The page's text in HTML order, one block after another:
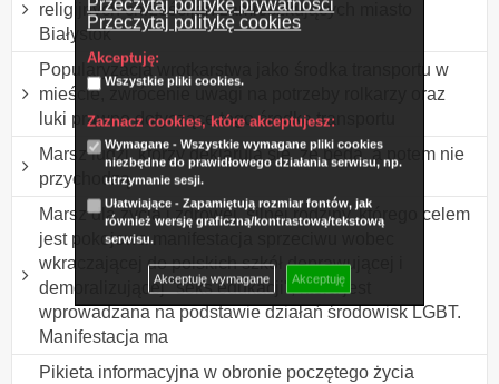
Przeczytaj politykę prywatności
Przeczytaj politykę cookies
Akceptuję:
Wszystkie pliki cookies.
Zaznacz cookies, które akceptujesz:
Wymagane - Wszystkie wymagane pliki cookies
niezbędne do prawidłowego działania serwisu, np.
utrzymanie sesji.
Ułatwiające - Zapamiętują rozmiar fontów, jak
również wersję graficzną/kontrastową/tekstową
serwisu.
Akceptuję wymagane Akceptuję
religijnych chrześcijan zamieszkujących miasto
Białystok
Popularyzacja wrotkarstwa jako środka transportu w
mieście, zwrócenie uwagi na potrzeby rolkarzy oraz
luki prawne dotyczące tego środka transportu
Marsz ludzi, którzy deklarują się, że będą, a potem nie
przychodzą.
Marsz dla życia i zdrowej, silnej rodziny, którego celem
jest pokojowa manifestacja sprzeciwu wobec
wkraczającej do polskich szkół deprawującej i
demoralizującej "seks edukacji", która jest
wprowadzana na podstawie działań środowisk LGBT.
Manifestacja ma
Pikieta informacyjna w obronie poczętego życia